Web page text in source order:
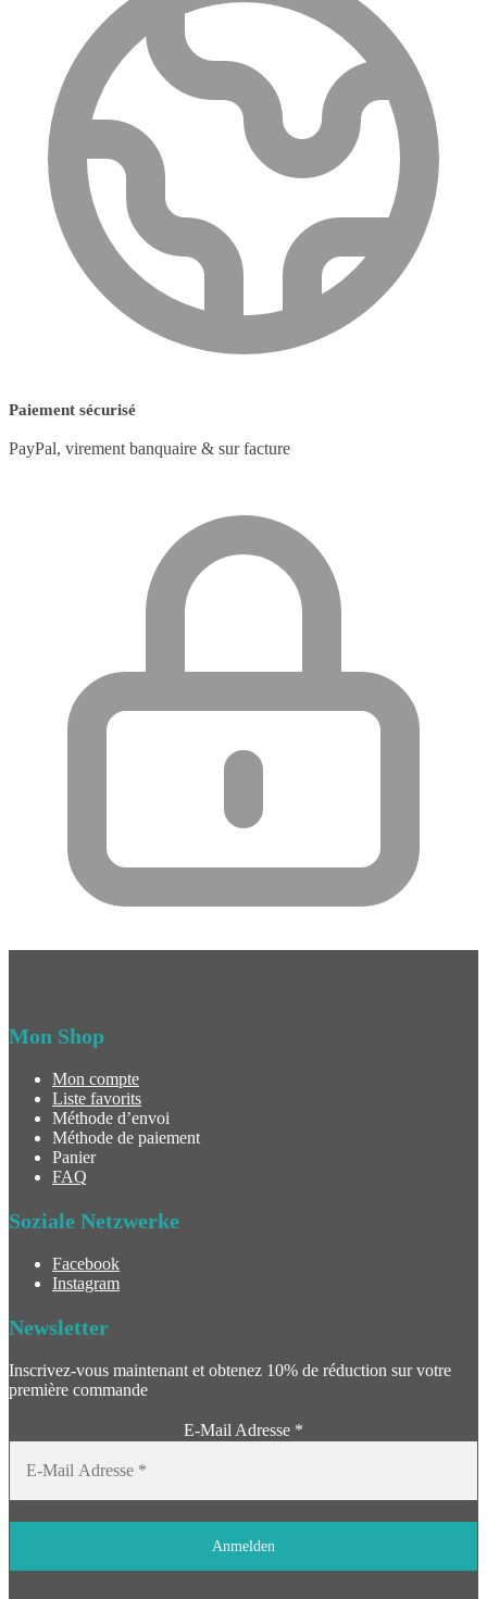
Paiement sécurisé
PayPal, virement banquaire & sur facture
Mon Shop
Mon compte
Liste favorits
Méthode d’envoi
Méthode de paiement
Panier
FAQ
Soziale Netzwerke
Facebook
Instagram
Newsletter
Inscrivez-vous maintenant et obtenez 10% de réduction sur votre
première commande
E-Mail Adresse *